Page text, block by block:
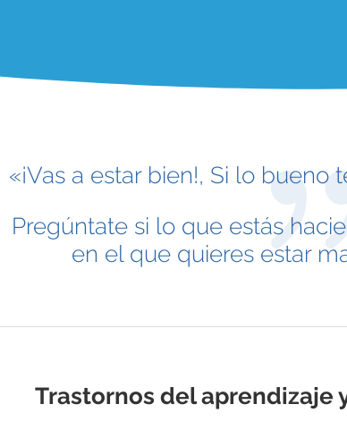
«¡Vas a estar bien!, Si lo
Pregúntate si lo que estás
en el que quieres estar
Trastornos del